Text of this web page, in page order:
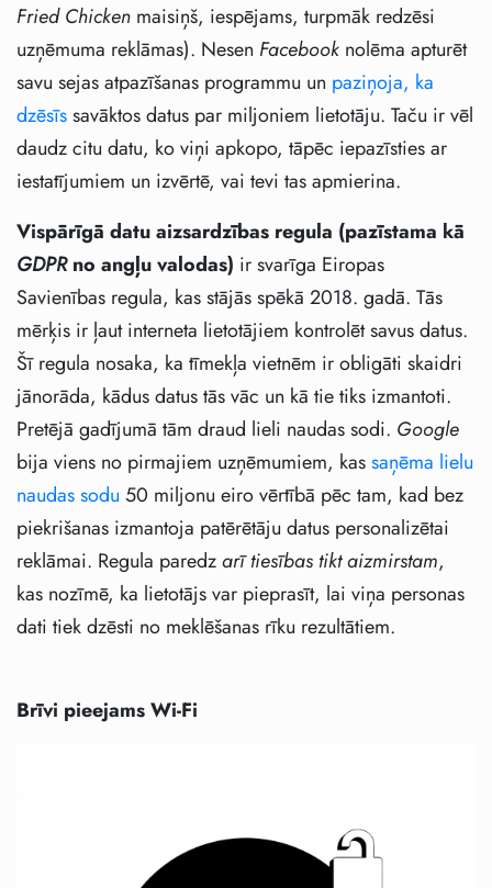
Fried Chicken maisiņš, iespējams, turpmāk redzēsi
uzņēmuma reklāmas). Nesen Facebook nolēma apturēt
savu sejas atpazīšanas programmu un paziņoja, ka
dzēsīssavāktos datus par miljoniem lietotāju. Taču ir vēl
daudz citu datu, ko viņi apkopo, tāpēc iepazīsties ar
iestatījumiem un izvērtē, vai tevi tas apmierina.
Vispārīgā datu aizsardzības regula (pazīstama kā
GDPRno angļu valodas) ir svarīga Eiropas
Savienības regula, kas stājās spēkā 2018. gadā. Tās
mērķis ir ļaut interneta lietotājiem kontrolēt savus datus.
Šī regula nosaka, ka tīmekļa vietnēm ir obligāti skaidri
jānorāda, kādus datus tās vāc un kā tie tiks izmantoti.
Pretējā gadījumā tām draud lieli naudas sodi. Google
bija viens no pirmajiem uzņēmumiem, kassaņēma lielu
naudas sodu 50 miljonu eiro vērtībā pēc tam, kad bez
piekrišanas izmantoja patērētāju datus personalizētai
reklāmai. Regula paredzarī tiesības tikt aizmirstam,
kas nozīmē, ka lietotājs var pieprasīt, lai viņa personas
dati tiek dzēsti no meklēšanas rīku rezultātiem.
Brīvi pieejams Wi-Fi